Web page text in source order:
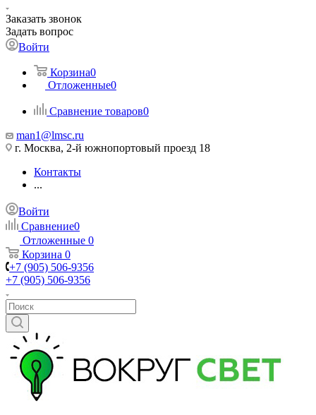
Заказать звонок
Задать вопрос
Войти
Корзина0
Отложенные0
Сравнение товаров0
man1@lmsc.ru
г. Москва, 2-й южнопортовый проезд 18
Контакты
...
Войти
Сравнение0
Отложенные 0
Корзина 0
+7 (905) 506-9356
+7 (905) 506-9356